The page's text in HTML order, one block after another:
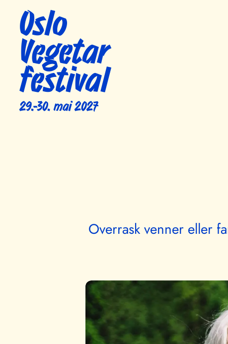
Oslo
Vegetar
festival
29.-30. mai 2027
Overrask venner eller